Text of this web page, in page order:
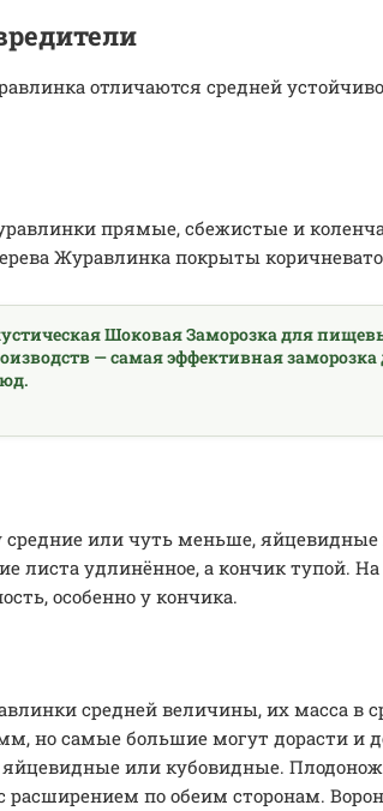
отличаются средней
прямые, сбежистые и
Журавлинка покрыты
Шоковая Заморозка для
— самая эффективная
средние или чуть меньше,
листа удлинённое, а кончик тупой.
особенно у кончика.
средней величины, их масса в
но самые большие могут дорасти и
или кубовидные.
расширением по обеим сторонам.